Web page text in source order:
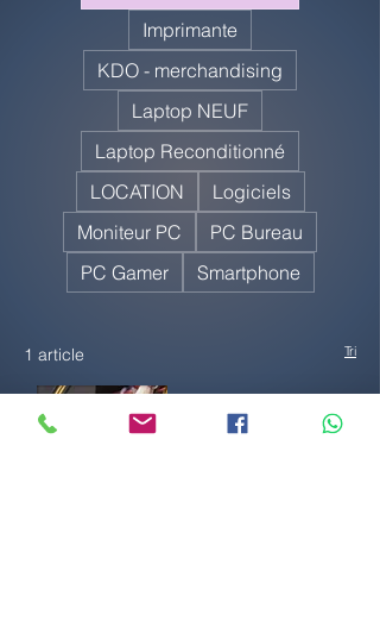
Imprimante
KDO - merchandising
Laptop NEUF
Laptop Reconditionné
LOCATION
Logiciels
Moniteur PC
PC Bureau
PC Gamer
Smartphone
1 article Tri